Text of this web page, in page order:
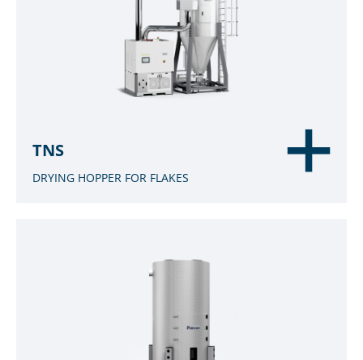
TNS
DRYING HOPPER FOR FLAKES